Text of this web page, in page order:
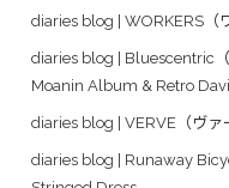
diaries blog | WORKERS（
diaries blog | Bluescentric
Moanin Album & Retro
diaries blog | VERVE（ヴァ
diaries blog | Runaway